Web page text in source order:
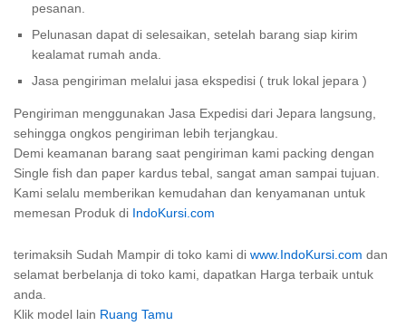
pesanan.
Pelunasan dapat di selesaikan, setelah barang siap kirim
kealamat rumah anda.
Jasa pengiriman melalui jasa ekspedisi ( truk lokal jepara )
Pengiriman menggunakan Jasa Expedisi dari Jepara langsung,
sehingga ongkos pengiriman lebih terjangkau.
Demi keamanan barang saat pengiriman kami packing dengan
Single fish dan paper kardus tebal, sangat aman sampai tujuan.
Kami selalu memberikan kemudahan dan kenyamanan untuk
memesan Produk di IndoKursi.com
terimaksih Sudah Mampir di toko kami di www.IndoKursi.com dan
selamat berbelanja di toko kami, dapatkan Harga terbaik untuk
anda.
Klik model lain Ruang Tamu